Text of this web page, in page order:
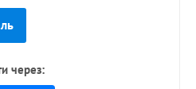
через: